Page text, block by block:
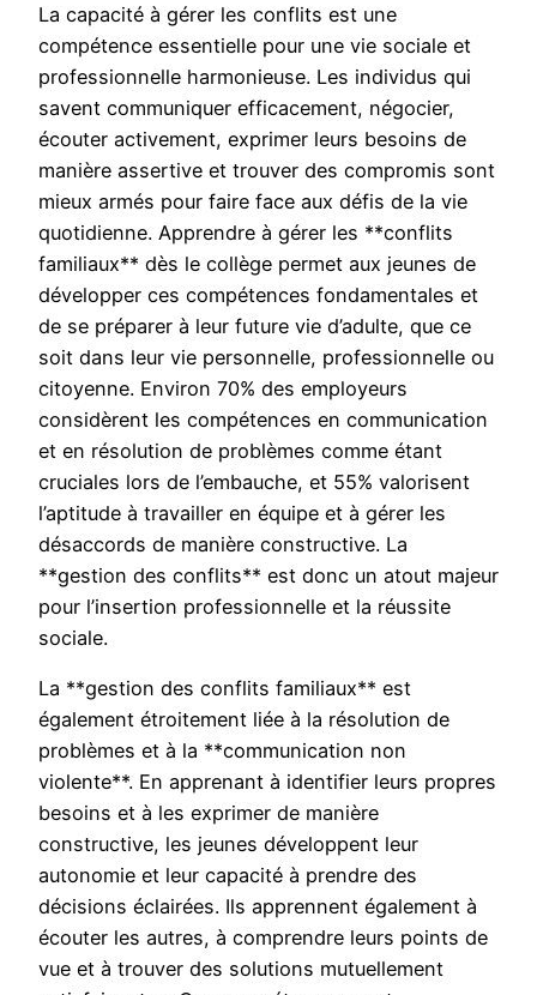
La capacité à gérer les conflits est une
compétence essentielle pour une vie sociale et
professionnelle harmonieuse. Les individus qui
savent communiquer efficacement, négocier,
écouter activement, exprimer leurs besoins de
manière assertive et trouver des compromis sont
mieux armés pour faire face aux défis de la vie
quotidienne. Apprendre à gérer les **conflits
familiaux** dès le collège permet aux jeunes de
développer ces compétences fondamentales et
de se préparer à leur future vie d’adulte, que ce
soit dans leur vie personnelle, professionnelle ou
citoyenne. Environ 70% des employeurs
considèrent les compétences en communication
et en résolution de problèmes comme étant
cruciales lors de l’embauche, et 55% valorisent
l’aptitude à travailler en équipe et à gérer les
désaccords de manière constructive. La
**gestion des conflits** est donc un atout majeur
pour l’insertion professionnelle et la réussite
sociale.
La **gestion des conflits familiaux** est
également étroitement liée à la résolution de
problèmes et à la **communication non
violente**. En apprenant à identifier leurs propres
besoins et à les exprimer de manière
constructive, les jeunes développent leur
autonomie et leur capacité à prendre des
décisions éclairées. Ils apprennent également à
écouter les autres, à comprendre leurs points de
vue et à trouver des solutions mutuellement